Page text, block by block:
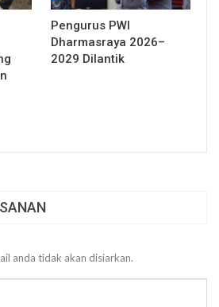
Pengurus PWI
Dharmasraya 2026–
2029 Dilantik
anda tidak akan disiarkan.